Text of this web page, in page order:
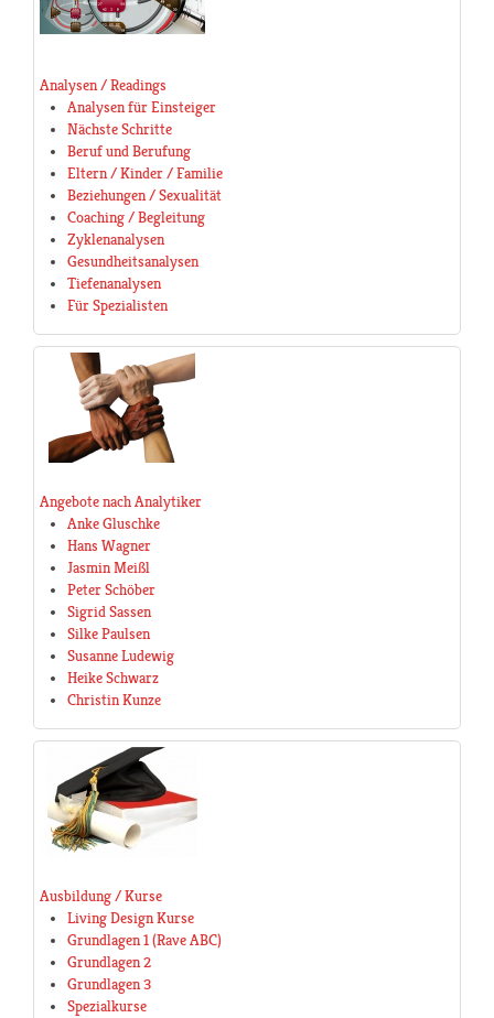
Analysen / Readings
Analysen für Einsteiger
Nächste Schritte
Beruf und Berufung
Eltern / Kinder / Familie
Beziehungen / Sexualität
Coaching / Begleitung
Zyklenanalysen
Gesundheitsanalysen
Tiefenanalysen
Für Spezialisten
Angebote nach Analytiker
Anke Gluschke
Hans Wagner
Jasmin Meißl
Peter Schöber
Sigrid Sassen
Silke Paulsen
Susanne Ludewig
Heike Schwarz
Christin Kunze
Ausbildung / Kurse
Living Design Kurse
Grundlagen 1 (Rave ABC)
Grundlagen 2
Grundlagen 3
Spezialkurse